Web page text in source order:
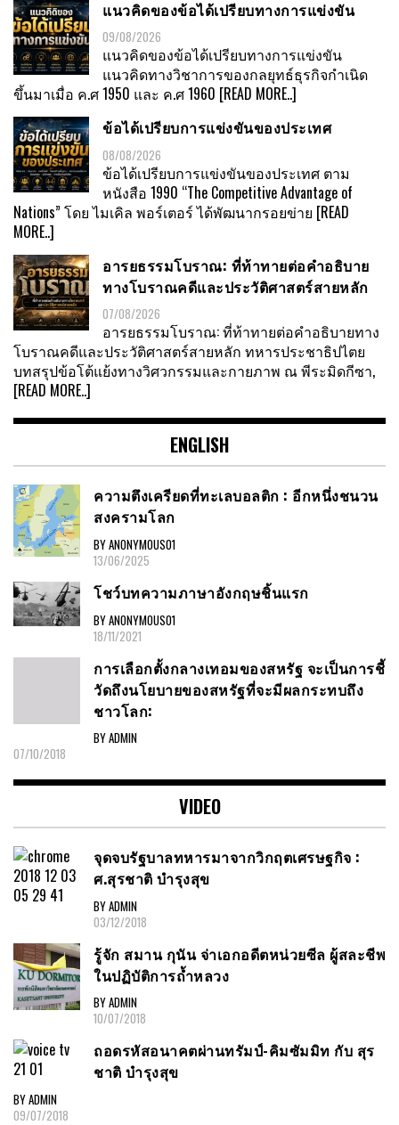
แนวคิดของข้อได้เปรียบทางการแข่งขัน
09/08/2026
แนวคิดของข้อได้เปรียบทางการแข่งขัน
แนวคิดทางวิชาการของกลยุทธ์ธุรกิจกำเนิด
ขึ้นมาเมื่อ ค.ศ 1950 และ ค.ศ 1960 [READ MORE..]
ข้อได้เปรียบการแข่งขันของประเทศ
08/08/2026
ข้อได้เปรียบการแข่งขันของประเทศ ตาม
หนังสือ 1990 “The Competitive Advantage of
Nations” โดย ไมเคิล พอร์เตอร์ ได้พัฒนากรอยข่าย [READ
MORE..]
อารยธรรมโบราณ: ที่ท้าทายต่อคำอธิบาย
ทางโบราณคดีและประวัติศาสตร์สายหลัก
07/08/2026
อารยธรรมโบราณ: ที่ท้าทายต่อคำอธิบายทาง
โบราณคดีและประวัติศาสตร์สายหลัก ทหารประชาธิปไตย
บทสรุปข้อโต้แย้งทางวิศวกรรมและกายภาพ ณ พีระมิดกีซา,
[READ MORE..]
ENGLISH
ความตึงเครียดที่ทะเลบอลติก : อีกหนึ่งชนวน
สงครามโลก
BY ANONYMOUS01
13/06/2025
โชว์บทความภาษาอังกฤษชิ้นแรก
BY ANONYMOUS01
18/11/2021
การเลือกตั้งกลางเทอมของสหรัฐ จะเป็นการชี้
วัดถึงนโยบายของสหรัฐที่จะมีผลกระทบถึง
ชาวโลก:
BY ADMIN
07/10/2018
VIDEO
จุดจบรัฐบาลทหารมาจากวิกฤตเศรษฐกิจ :
ศ.สุรชาติ บำรุงสุข
BY ADMIN
03/12/2018
รู้จัก สมาน กุนัน จ่าเอกอดีตหน่วยซีล ผู้สละชีพ
ในปฏิบัติการถ้ำหลวง
BY ADMIN
10/07/2018
ถอดรหัสอนาคตผ่านทรัมป์-คิมซัมมิท กับ สุร
ชาติ บำรุงสุข
BY ADMIN
09/07/2018